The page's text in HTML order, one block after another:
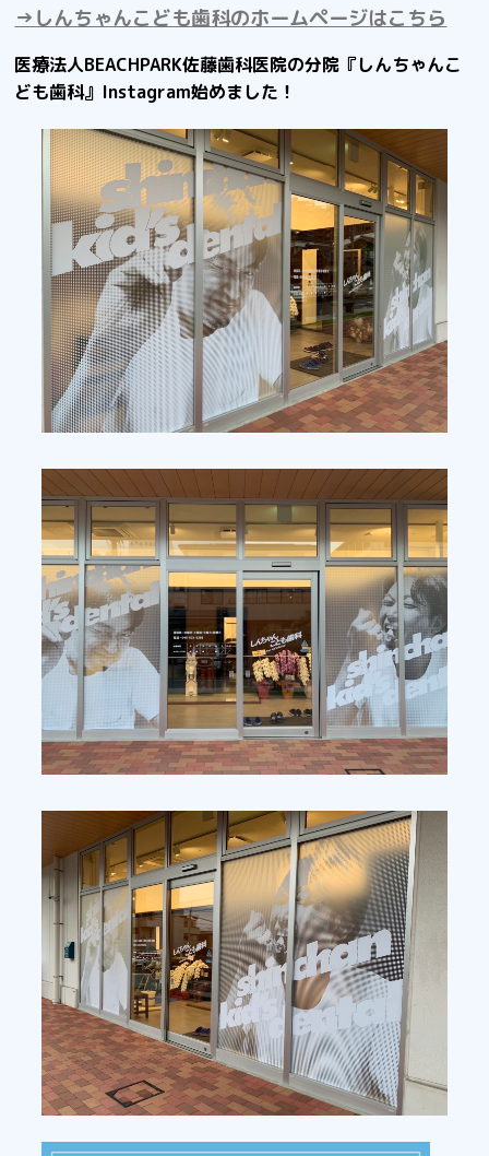
→しんちゃんこども歯科のホームページはこちら
医療法人BEACHPARK佐藤歯科医院の分院『しんちゃんこ
ども歯科』Instagram始めました！